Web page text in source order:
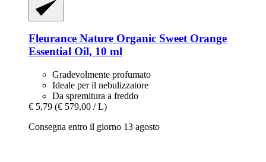
Fleurance Nature Organic Sweet Orange
Essential Oil, 10 ml
Gradevolmente profumato
Ideale per il nebulizzatore
Da spremitura a freddo
€ 5,79 (€ 579,00 / L)
Consegna entro il giorno 13 agosto